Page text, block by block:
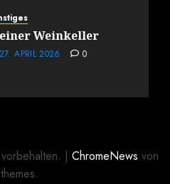
Weinkeller
27. APRIL 2026 0
| ChromeNews von